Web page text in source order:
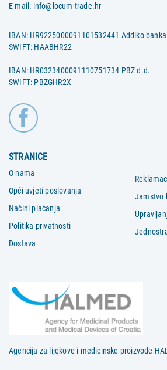
E-mail: info@locum-trade.hr
IBAN: HR9225000091101532441 Addiko
SWIFT: HAABHR22
IBAN: HR0323400091110751734 PBZ d.d.
SWIFT: PBZGHR2X
STRANICE
O nama
Opći uvjeti poslovanja
Načini plaćanja
Politika privatnosti
Dostava
Jamstvo
Agencija za lijekove i medicinske proizvode